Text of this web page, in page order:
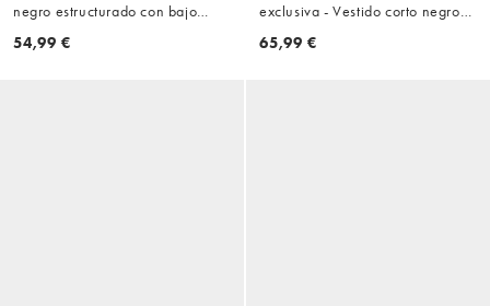
negro estructurado con bajo
abullonado y escote palabra de
54,99 €
exclusiva - Vestido corto negro
estilo babydoll de tirantes de
65,99 €